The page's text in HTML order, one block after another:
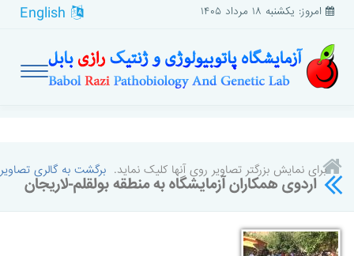
امروز: یکشنبه ۱۸ مرداد ۱۴۰۵
اردوی همکاران آزمایشگاه به منطقه بولقلم-لاریجان
برای نمایش بزرگتر تصاویر روی آنها کلیک نماید. برگشت به گالری تصاویر